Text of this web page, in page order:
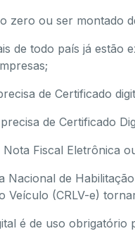
zero ou ser montado
de todo país já estão
de Certificado
de Certificado
Nota Fiscal Eletrônica
Nacional de
Veículo (CRLV-e)
é de uso